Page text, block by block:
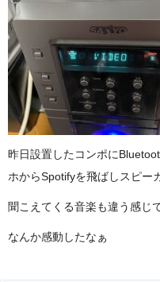
昨日設置したコンポに
ホからSpotifyを飛ばしスピー
聞こえてくる音楽も違う感じ
なんか感動したなぁ